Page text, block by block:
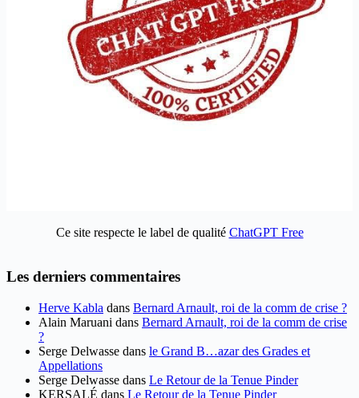
Ce site respecte le label de qualité ChatGPT Free
Les derniers commentaires
Herve Kabla dans Bernard Arnault, roi de la comm de crise ?
Alain Maruani dans Bernard Arnault, roi de la comm de crise
?
Serge Delwasse dans le Grand B…azar des Grades et
Appellations
Serge Delwasse dans Le Retour de la Tenue Pinder
KERSALÉ dans Le Retour de la Tenue Pinder